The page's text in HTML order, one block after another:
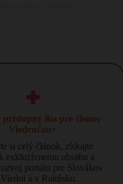
voči slovenskému štátu aj
prístupný iba pre členov
Viedenčan+
si celý článok, získajte
exkluzívnemu obsahu a
portálu pre Slovákov
a v Rakúsku.